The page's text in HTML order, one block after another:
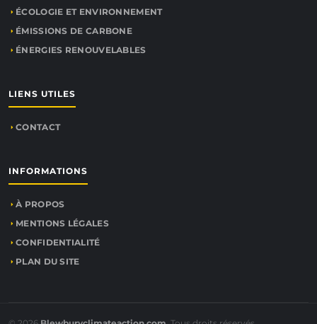
ÉCOLOGIE ET ENVIRONNEMENT
ÉMISSIONS DE CARBONE
ÉNERGIES RENOUVELABLES
LIENS UTILES
CONTACT
INFORMATIONS
À PROPOS
MENTIONS LÉGALES
CONFIDENTIALITÉ
PLAN DU SITE